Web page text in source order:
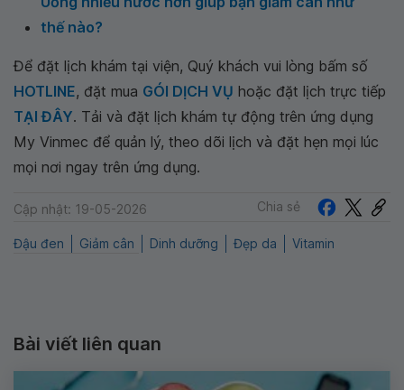
thế nào?
Để đặt lịch khám tại viện, Quý khách vui lòng bấm số
HOTLINE, đặt mua GÓI DỊCH VỤ hoặc đặt lịch trực tiếp
TẠI ĐÂY. Tải và đặt lịch khám tự động trên ứng dụng
My Vinmec để quản lý, theo dõi lịch và đặt hẹn mọi lúc
mọi nơi ngay trên ứng dụng.
Cập nhật: 19-05-2026 Chia sẻ
Đậu đen Giảm cân Dinh dưỡng Đẹp da Vitamin
Bài viết liên quan